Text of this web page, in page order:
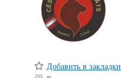
Добавить в закладки